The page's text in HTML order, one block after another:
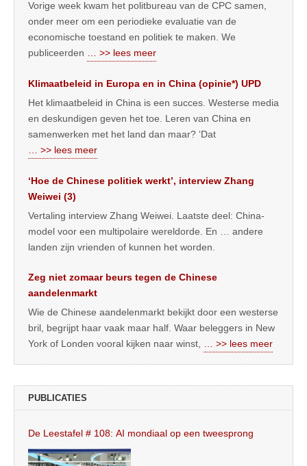
Vorige week kwam het politbureau van de CPC samen,
onder meer om een periodieke evaluatie van de
economische toestand en politiek te maken. We
publiceerden
… >> lees meer
Klimaatbeleid in Europa en in China (opinie*) UPD
Het klimaatbeleid in China is een succes. Westerse media
en deskundigen geven het toe. Leren van China en
samenwerken met het land dan maar? ‘Dat
… >> lees meer
‘Hoe de Chinese politiek werkt’, interview Zhang
Weiwei (3)
Vertaling interview Zhang Weiwei. Laatste deel: China-
model voor een multipolaire wereldorde. En … andere
landen zijn vrienden of kunnen het worden.
Zeg niet zomaar beurs tegen de Chinese
aandelenmarkt
Wie de Chinese aandelenmarkt bekijkt door een westerse
bril, begrijpt haar vaak maar half. Waar beleggers in New
York of Londen vooral kijken naar winst,
… >> lees meer
PUBLICATIES
De Leestafel # 108: AI mondiaal op een tweesprong